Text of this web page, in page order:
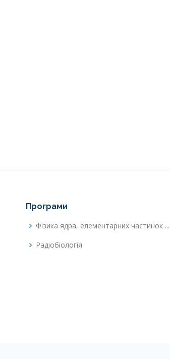
Програми
Фізика ядра, елементарних частинок ...
Радіобіологія